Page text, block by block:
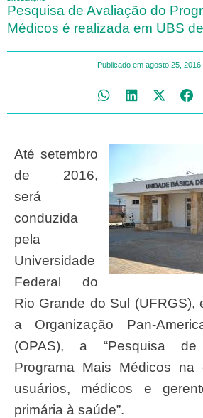
Pesquisa de Avaliação do
Médicos é realizada em UBS
Publicado em agosto 25, 2016
Até setembro
de 2016,
será
conduzida
pela
Universidade
Federal do
Rio Grande do Sul (UFRGS),
a Organização Pan-
(OPAS), a “Pesquisa
Programa Mais Médicos na
usuários, médicos e
primária à saúde”.